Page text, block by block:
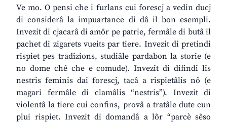
Ve mo. O pensi che i furlans cui forescj a vedin ducj
di considerâ la impuartance di dâ il bon esempli.
Invezit di cjacarâ di amôr pe patrie, fermâle di butâ il
pachet di zigarets vueits par tiere. Invezit di pretindi
rispiet pes tradizions, studiâle pardabon la storie (e
no dome chê che e comude). Invezit di difindi lis
nestris feminis dai forescj, tacâ a rispietâlis nô (e
magari fermâle di clamâlis “nestris”). Invezit di
violentâ la tiere cui confins, provâ a tratâle dute cun
plui rispiet. Invezit di domandâ a lôr “parcè sêso